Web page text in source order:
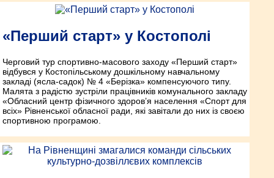
«Перший старт» у Костополі
Черговий тур спортивно-масового заходу «Перший старт»
відбувся у Костопільському дошкільному навчальному
закладі (ясла-садок) № 4 «Берізка» компенсуючого типу.
Малята з радістю зустріли працівників комунального закладу
«Обласний центр фізичного здоров’я населення «Спорт для
всіх» Рівненської обласної ради, які завітали до них із своєю
спортивною програмою.